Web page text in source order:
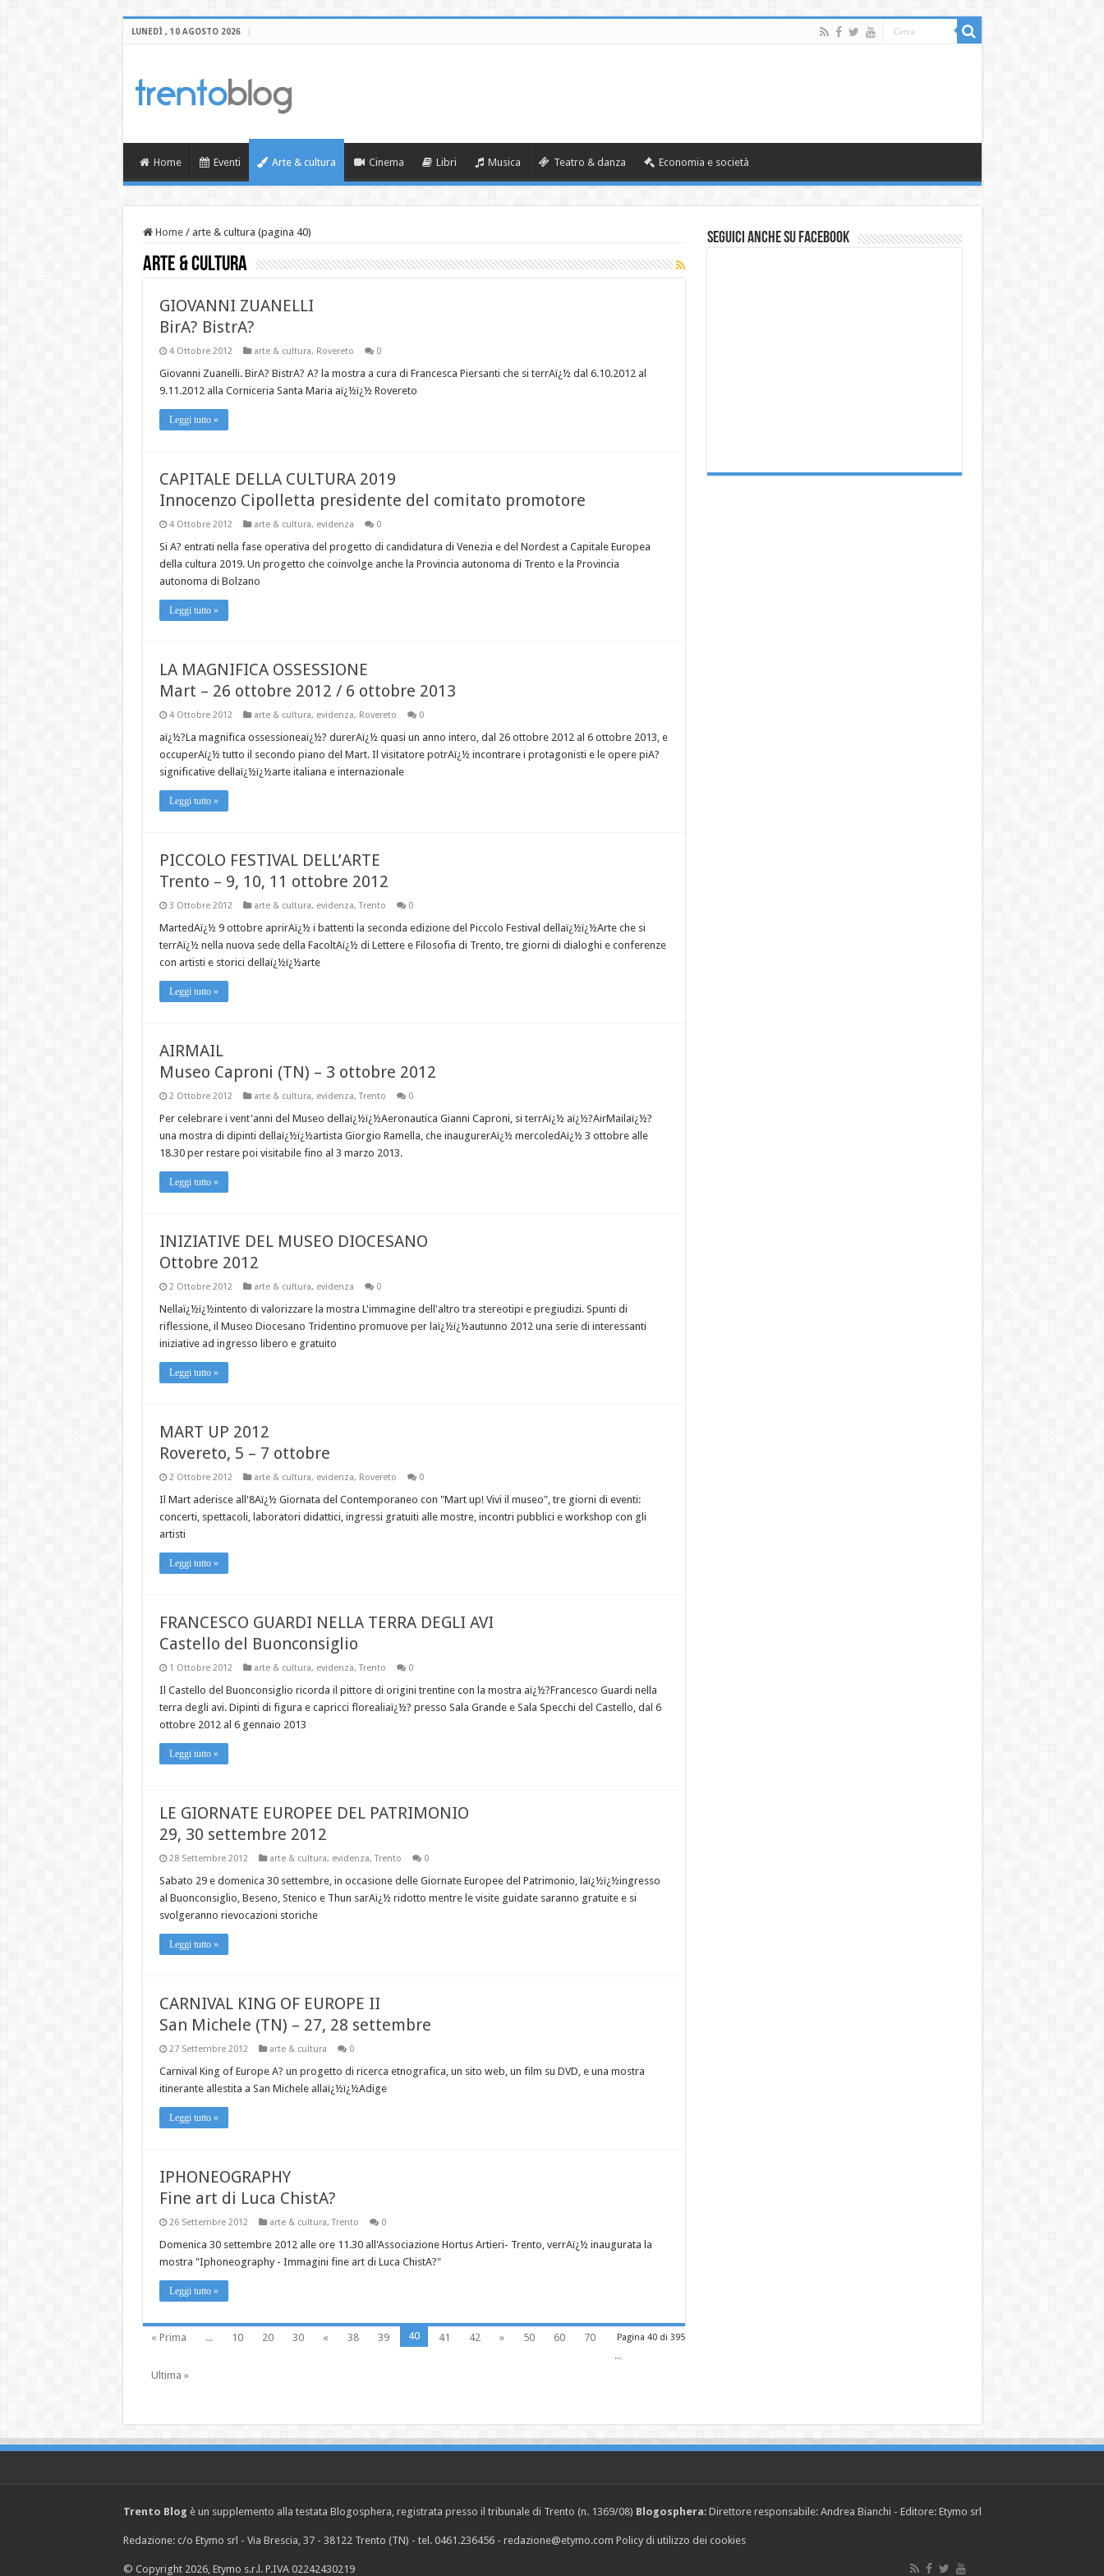
LUNEDÌ , 10 AGOSTO 2026
Home Eventi Arte & cultura Cinema Libri Musica Teatro & danza Economia e società
Home / arte & cultura (pagina 40)
arte & cultura
GIOVANNI ZUANELLI
BirA? BistrA?
4 Ottobre 2012 arte & cultura, Rovereto 0
Giovanni Zuanelli. BirA? BistrA? A? la mostra a cura di Francesca Piersanti che si terrAï¿½ dal 6.10.2012 al
9.11.2012 alla Corniceria Santa Maria aï¿½ï¿½ Rovereto
Leggi tutto »
CAPITALE DELLA CULTURA 2019
Innocenzo Cipolletta presidente del comitato promotore
4 Ottobre 2012 arte & cultura, evidenza 0
Si A? entrati nella fase operativa del progetto di candidatura di Venezia e del Nordest a Capitale Europea
della cultura 2019. Un progetto che coinvolge anche la Provincia autonoma di Trento e la Provincia
autonoma di Bolzano
Leggi tutto »
LA MAGNIFICA OSSESSIONE
Mart – 26 ottobre 2012 / 6 ottobre 2013
4 Ottobre 2012 arte & cultura, evidenza, Rovereto 0
aï¿½?La magnifica ossessioneaï¿½? durerAï¿½ quasi un anno intero, dal 26 ottobre 2012 al 6 ottobre 2013, e
occuperAï¿½ tutto il secondo piano del Mart. Il visitatore potrAï¿½ incontrare i protagonisti e le opere piA?
significative dellaï¿½ï¿½arte italiana e internazionale
Leggi tutto »
PICCOLO FESTIVAL DELL’ARTE
Trento – 9, 10, 11 ottobre 2012
3 Ottobre 2012 arte & cultura, evidenza,Trento 0
MartedAï¿½ 9 ottobre aprirAï¿½ i battenti la seconda edizione del Piccolo Festival dellaï¿½ï¿½Arte che si
terrAï¿½ nella nuova sede della FacoltAï¿½ di Lettere e Filosofia di Trento, tre giorni di dialoghi e conferenze
con artisti e storici dellaï¿½ï¿½arte
Leggi tutto »
AIRMAIL
Museo Caproni (TN) – 3 ottobre 2012
2 Ottobre 2012 arte & cultura, evidenza,Trento 0
Per celebrare i vent'anni del Museo dellaï¿½ï¿½Aeronautica Gianni Caproni, si terrAï¿½ aï¿½?AirMailaï¿½?
una mostra di dipinti dellaï¿½ï¿½artista Giorgio Ramella, che inaugurerAï¿½ mercoledAï¿½ 3 ottobre alle
18.30 per restare poi visitabile fino al 3 marzo 2013.
Leggi tutto »
INIZIATIVE DEL MUSEO DIOCESANO
Ottobre 2012
2 Ottobre 2012 arte & cultura, evidenza 0
Nellaï¿½ï¿½intento di valorizzare la mostra L'immagine dell'altro tra stereotipi e pregiudizi. Spunti di
riflessione, il Museo Diocesano Tridentino promuove per laï¿½ï¿½autunno 2012 una serie di interessanti
iniziative ad ingresso libero e gratuito
Leggi tutto »
MART UP 2012
Rovereto, 5 – 7 ottobre
2 Ottobre 2012 arte & cultura, evidenza, Rovereto 0
Il Mart aderisce all'8Aï¿½ Giornata del Contemporaneo con "Mart up! Vivi il museo", tre giorni di eventi:
concerti, spettacoli, laboratori didattici, ingressi gratuiti alle mostre, incontri pubblici e workshop con gli
artisti
Leggi tutto »
FRANCESCO GUARDI NELLA TERRA DEGLI AVI
Castello del Buonconsiglio
1 Ottobre 2012 arte & cultura, evidenza,Trento 0
Il Castello del Buonconsiglio ricorda il pittore di origini trentine con la mostra aï¿½?Francesco Guardi nella
terra degli avi. Dipinti di figura e capricci florealiaï¿½? presso Sala Grande e Sala Specchi del Castello, dal 6
ottobre 2012 al 6 gennaio 2013
Leggi tutto »
LE GIORNATE EUROPEE DEL PATRIMONIO
29, 30 settembre 2012
28 Settembre 2012 arte & cultura, evidenza,Trento 0
Sabato 29 e domenica 30 settembre, in occasione delle Giornate Europee del Patrimonio, laï¿½ï¿½ingresso
al Buonconsiglio, Beseno, Stenico e Thun sarAï¿½ ridotto mentre le visite guidate saranno gratuite e si
svolgeranno rievocazioni storiche
Leggi tutto »
CARNIVAL KING OF EUROPE II
San Michele (TN) – 27, 28 settembre
27 Settembre 2012 arte & cultura 0
Carnival King of Europe A? un progetto di ricerca etnografica, un sito web, un film su DVD, e una mostra
itinerante allestita a San Michele allaï¿½ï¿½Adige
Leggi tutto »
IPHONEOGRAPHY
Fine art di Luca ChistA?
26 Settembre 2012 arte & cultura,Trento 0
Domenica 30 settembre 2012 alle ore 11.30 all'Associazione Hortus Artieri- Trento, verrAï¿½ inaugurata la
mostra "Iphoneography - Immagini fine art di Luca ChistA?"
Leggi tutto »
Pagina 40 di 395
« Prima ... 10 20 30 « 38 39 40 41 42 » 50 60
70
...
Ultima »
Seguici anche su Facebook
Trento Blog è un supplemento alla testata Blogosphera, registrata presso il tribunale di Trento (n. 1369/08) Blogosphera: Direttore responsabile: Andrea Bianchi - Editore: Etymo srl
Redazione: c/o Etymo srl - Via Brescia, 37 - 38122 Trento (TN) - tel. 0461.236456 - redazione@etymo.com Policy di utilizzo dei cookies
© Copyright 2026, Etymo s.r.l. P.IVA 02242430219